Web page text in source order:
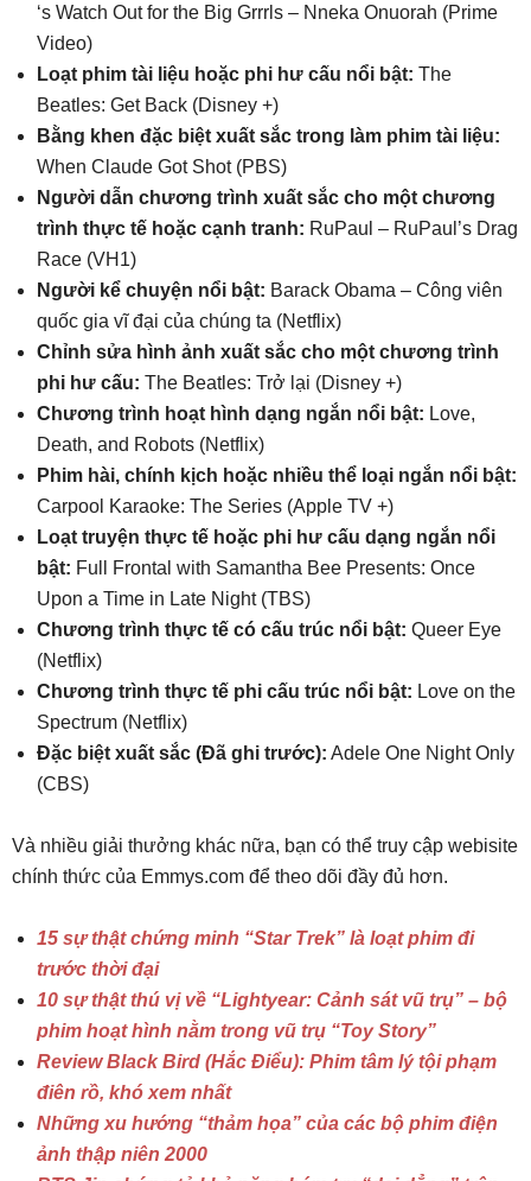
‘s Watch Out for the Big Grrrls – Nneka Onuorah (Prime
Video)
Loạt phim tài liệu hoặc phi hư cấu nổi bật: The
Beatles: Get Back (Disney +)
Bằng khen đặc biệt xuất sắc trong làm phim tài liệu:
When Claude Got Shot (PBS)
Người dẫn chương trình xuất sắc cho một chương
trình thực tế hoặc cạnh tranh: RuPaul – RuPaul’s Drag
Race (VH1)
Người kể chuyện nổi bật: Barack Obama – Công viên
quốc gia vĩ đại của chúng ta (Netflix)
Chỉnh sửa hình ảnh xuất sắc cho một chương trình
phi hư cấu: The Beatles: Trở lại (Disney +)
Chương trình hoạt hình dạng ngắn nổi bật: Love,
Death, and Robots (Netflix)
Phim hài, chính kịch hoặc nhiều thể loại ngắn nổi bật:
Carpool Karaoke: The Series (Apple TV +)
Loạt truyện thực tế hoặc phi hư cấu dạng ngắn nổi
bật: Full Frontal with Samantha Bee Presents: Once
Upon a Time in Late Night (TBS)
Chương trình thực tế có cấu trúc nổi bật: Queer Eye
(Netflix)
Chương trình thực tế phi cấu trúc nổi bật: Love on the
Spectrum (Netflix)
Đặc biệt xuất sắc (Đã ghi trước): Adele One Night Only
(CBS)
Và nhiều giải thưởng khác nữa, bạn có thể truy cập webisite
chính thức của Emmys.com để theo dõi đầy đủ hơn.
15 sự thật chứng minh “Star Trek” là loạt phim đi
trước thời đại
10 sự thật thú vị về “Lightyear: Cảnh sát vũ trụ” – bộ
phim hoạt hình nằm trong vũ trụ “Toy Story”
Review Black Bird (Hắc Điểu): Phim tâm lý tội phạm
điên rồ, khó xem nhất
Những xu hướng “thảm họa” của các bộ phim điện
ảnh thập niên 2000